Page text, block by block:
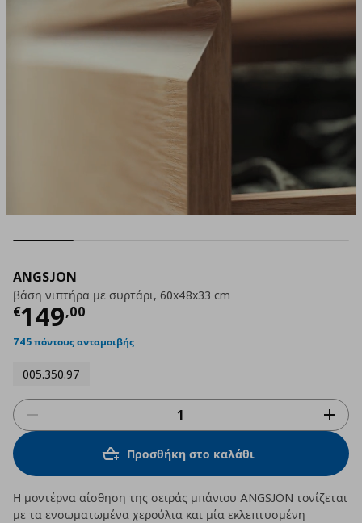
ANGSJON
βάση νιπτήρα με συρτάρι, 60x48x33 cm
€149,00
Τρέχουσα τιμή
745 πόντους ανταμοιβής
005.350.97
Προσθήκη στο καλάθι
Η μοντέρνα αίσθηση της σειράς μπάνιου ÄNGSJÖN τονίζεται
με τα ενσωματωμένα χερούλια και μία εκλεπτυσμένη